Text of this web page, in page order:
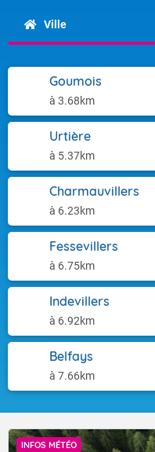
Ville
Goumois
à 3.68km
Urtière
à 5.37km
Charmauvillers
à 6.23km
Fessevillers
à 6.75km
Indevillers
à 6.92km
Belfays
à 7.66km
INFOS MÉTÉO